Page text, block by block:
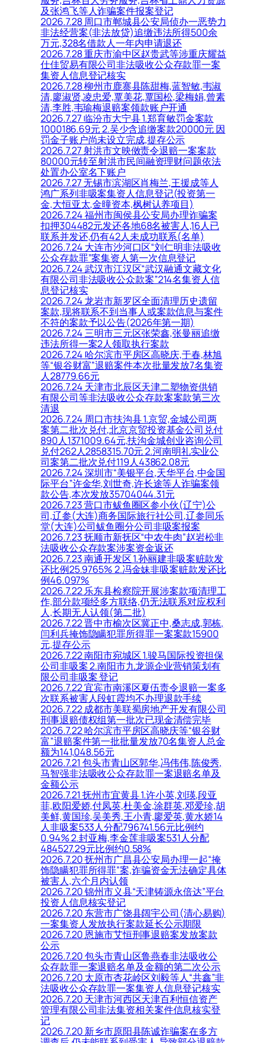
及张鸿飞等人诈骗案件报案登记
2026.7.28 周口市郸城县公安局侦办一恶势力
非法经营案(非法放贷)追缴违法所得500余
万元,328名借款人一年内申请退还
2026.7.28 重庆市渝中区赵贵武等涉重庆耀益
仕佳贸易有限公司非法吸收公众存款罪一案
集资人信息登记核实
2026.7.28 柳州市鹿寨县陈甜梅,蓝智敏,韦淑
清,廖淑贤,凌忠爱,覃美花,覃国松,梁梅娟,曾素
清,李胜,韦瑜梅退赔案领款账户开通
2026.7.27 临汾市大宁县 1.郑育敏罚金案款
1000186.69元 2.吴少含追缴案款20000元 因
罚金子账户尚未设立完成,提存公示
2026.7.27 射洪市文映傚责令退赔一案案款
80000元转至射洪市民间融资理财问题依法
处置办公室名下账户
2026.7.27 无锡市滨湖区肖梅兰,王援成等人
鸿广系列非吸案集资人信息登记(投资第一
金,大恒亚太,金曈资本,枫树认养项目)
2026.7.24 福州市闽侯县公安局办理诈骗案
扣押304482元发还各地68名被害人,16人已
联系并发还,仍有42人未成功联系(名单)
2026.7.24 大连市沙河口区“刘仁明非法吸收
公众存款罪”案集资人第一次信息登记
2026.7.24 武汉市江汉区“武汉融通文藏文化
有限公司非法吸收公众款案”214名集资人信
息登记核实
2026.7.24 龙岩市新罗区全面清理历史遗留
案款,现将联系不到当事人或案款信息与案件
不符的案款予以公告(2026年第一期)
2026.7.24 三明市三元区张荣鑫,张曼丽追缴
违法所得一案2人领取执行案款
2026.7.24 哈尔滨市平房区高晓庆,于春,林旭
等“银谷财富”退赔案件本次批量发放7名集资
人28779.66元
2026.7.24 天津市北辰区天津二塑物资供销
有限公司等非法吸收公众存款案案款第三次
清退
2026.7.24 周口市扶沟县 1.京贸,金城公司两
案第二批次兑付,北京京贸投资基金公司兑付
890人1371009.64元,扶沟金城创业咨询公司
兑付262人2858315.70元 2.河南明礼实业公
司案第二批次兑付119人43862.08元
2026.7.24 深圳市“美银平台,天华平台,中金国
际平台”许金华,刘世奇,许长途等人诈骗案领
款公告,本次发放35704044.31元
2026.7.23 营口市鲅鱼圈区参小伙(辽宁)公
司,辽参(大连)商务国际旅行社公司,辽参同乐
堂(大连)公司鲅鱼圈分公司非吸案报案
2026.7.23 抚顺市新抚区“中农牛肉”赵岩松非
法吸收公众存款案涉案资金返还
2026.7.23 南通开发区 1.孙丽建非吸案赃款发
还比例25.9765% 2.冯金妹非吸案赃款发还比
例46.097%
2026.7.22 乐东县检察院开展涉案款项清理工
作,部分款项经多方联络,仍无法联系对应权利
人,长期无人认领(第二批)
2026.7.22 晋中市榆次区冀正中,桑志成,郭栋,
闫利兵掩饰隐瞒犯罪所得罪一案案款15900
元,提存公示
2026.7.22 南阳市宛城区 1.骏马国际投资担保
公司非吸案 2.南阳市九龙源企业营销策划有
限公司非吸案 登记
2026.7.22 宜宾市南溪区夏伍责令退赔一案多
次联系被害人段虹霞均不办理退款手续
2026.7.22 成都市美联蜀房地产开发有限公司
刑事退赔债权组第一批次已现金清偿完毕
2026.7.22 哈尔滨市平房区高晓庆等“银谷财
富”退赔案件第一批批量发放70名集资人总金
额为141,048.56元
2026.7.21 包头市青山区郭华,冯伟伟,陈俊秀,
马智强非法吸收公众存款罪一案退赔名单及
金额公示
2026.7.21 抚州市宜黄县 1.许小英,刘瑛,段亚
菲,欧阳爱娇,付凤英,杜美金,涂群英,邓爱珍,胡
美鲜,黄国珍,吴美秀,王小青,廖爱英,黄水娇14
人非吸案533人分配796741.56元比例约
0.94% 2.封亚梅,李金莲非吸案531人分配
484527.29元比例约0.58%
2026.7.20 抚州市广昌县公安局办理一起“掩
饰隐瞒犯罪所得罪”案,诈骗资金无法确定具体
被害人,六个月内认领
2026.7.20 锦州市义县“天津铸源永倍达”平台
投资人信息核实登记
2026.7.20 东营市广饶县阔宇公司(清心易购)
一案集资人发放执行案款延长公示期限
2026.7.20 恩施市艾恒刑事退赔案发放案款
公示
2026.7.20 包头市青山区鲁燕春非法吸收公
众存款罪一案退赔名单及金额的第二次公示
2026.7.20 太原市杏花岭区刘毅等人“共鑫”非
法吸收公众存款罪一案集资人信息登记核实
2026.7.20 天津市河西区天津百利恒信资产
管理有限公司非法集资相关案件信息核实登
记
2026.7.20 新乡市原阳县陈诚诈骗案在多方